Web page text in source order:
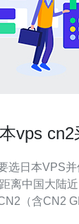
vps cn2
选日本VPS
离中国大陆
（含CN2